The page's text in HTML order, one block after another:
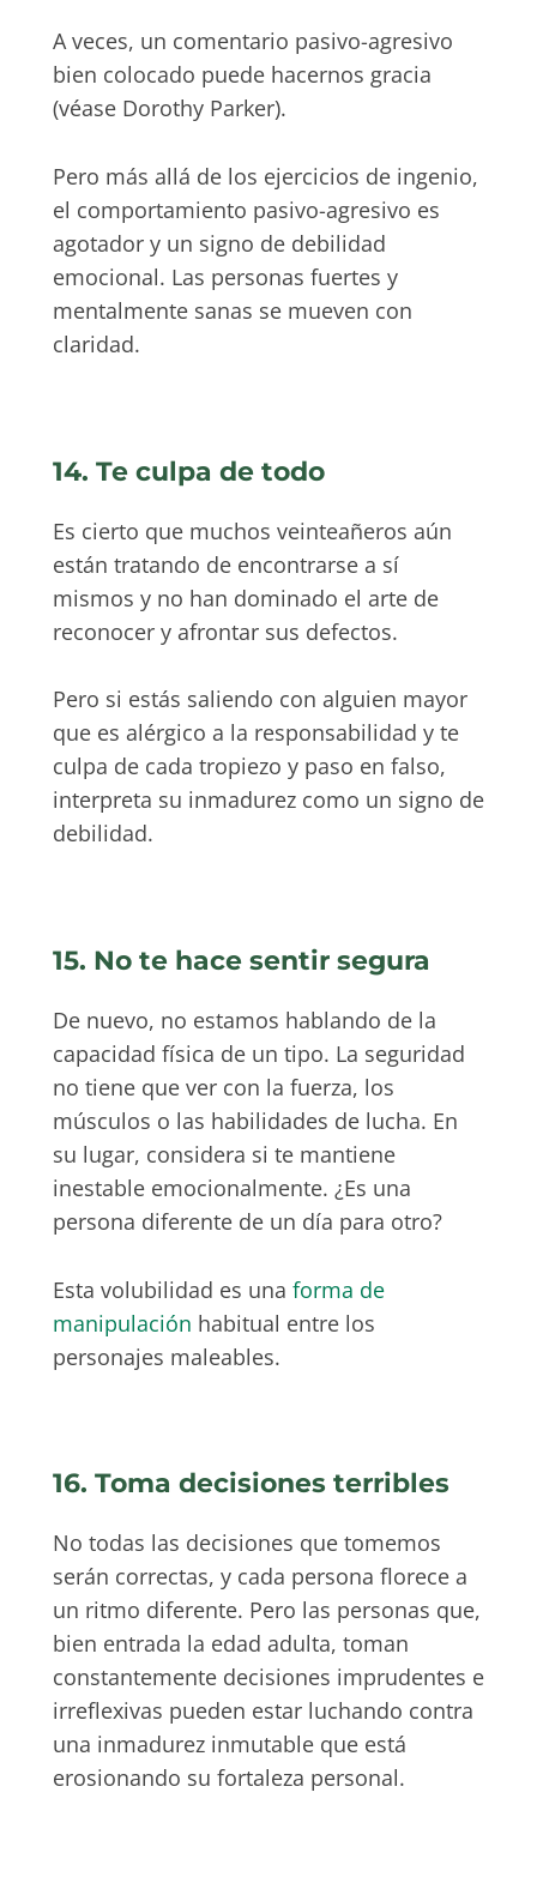
A veces, un comentario pasivo-agresivo
bien colocado puede hacernos gracia
(véase Dorothy Parker).
Pero más allá de los ejercicios de ingenio,
el comportamiento pasivo-agresivo es
agotador y un signo de debilidad
emocional. Las personas fuertes y
mentalmente sanas se mueven con
claridad.
14. Te culpa de todo
Es cierto que muchos veinteañeros aún
están tratando de encontrarse a sí
mismos y no han dominado el arte de
reconocer y afrontar sus defectos.
Pero si estás saliendo con alguien mayor
que es alérgico a la responsabilidad y te
culpa de cada tropiezo y paso en falso,
interpreta su inmadurez como un signo de
debilidad.
15. No te hace sentir segura
De nuevo, no estamos hablando de la
capacidad física de un tipo. La seguridad
no tiene que ver con la fuerza, los
músculos o las habilidades de lucha. En
su lugar, considera si te mantiene
inestable emocionalmente. ¿Es una
persona diferente de un día para otro?
Esta volubilidad es una forma de
manipulación habitual entre los
personajes maleables.
16. Toma decisiones terribles
No todas las decisiones que tomemos
serán correctas, y cada persona florece a
un ritmo diferente. Pero las personas que,
bien entrada la edad adulta, toman
constantemente decisiones imprudentes e
irreflexivas pueden estar luchando contra
una inmadurez inmutable que está
erosionando su fortaleza personal.